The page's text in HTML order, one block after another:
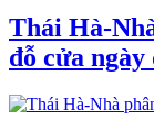
Thái Hà-
đỗ cửa ngày